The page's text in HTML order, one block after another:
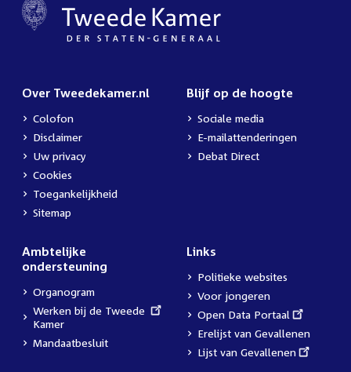
Over Tweedekamer.nl
Colofon
Disclaimer
Uw privacy
Cookies
Toegankelijkheid
Sitemap
Blijf op de hoogte
Sociale media
E-mailattenderingen
Debat Direct
Ambtelijke
ondersteuning
Organogram
External
link:
Werken bij de Tweede
Kamer
Mandaatbesluit
Links
Politieke websites
Voor jongeren
External
link:
Open Data Portaal
Erelijst van Gevallenen
External
Lijst van Gevallenen